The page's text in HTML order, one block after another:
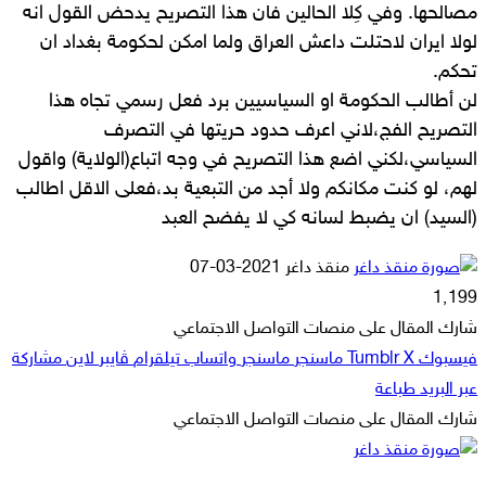
مصالحها. وفي كِلا الحالين فان هذا التصريح يدحض القول انه
لولا ايران لاحتلت داعش العراق ولما امكن لحكومة بغداد ان
تحكم.
لن أطالب الحكومة او السياسيين برد فعل رسمي تجاه هذا
التصريح الفج،لاني اعرف حدود حريتها في التصرف
السياسي،لكني اضع هذا التصريح في وجه اتباع(الولاية) واقول
لهم، لو كنت مكانكم ولا أجد من التبعية بد،فعلى الاقل اطالب
(السيد) ان يضبط لسانه كي لا يفضح العبد
منقذ داغر أرسل
إلكترونيا
2021-03-07
1٬199
شارك المقال على منصات التواصل الاجتماعي
فيسبوك ‫X ماسنجر ماسنجر واتساب تيلقرام ڤايبر لاين مشاركة
عبر البريد طباعة
شارك المقال على منصات التواصل الاجتماعي
فيسبوك
‫X
ماسنجر
ماسنجر
واتساب
تيلقرام
ڤايبر
لاين
مشاركة
طباعة